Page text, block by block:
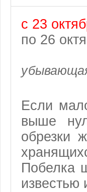
с 23
по 26
Если
выше
обрезки
Побелка
известью